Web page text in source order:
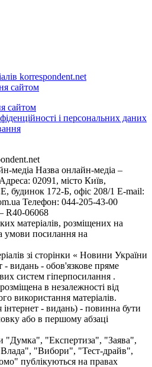
korrespondent.net
сайтом
сайтом
і персональних даних
медіа Назва онлайн-медіа –
02091, місто Київ,
172-Б, офіс 208/1 E-mail:
Телефон: 044-205-43-00
R40-06068
матеріалів, розміщених на
умови посилання на
зі сторінки « Новини України
- видань - обов'язкове пряме
систем гіперпосилання .
в незалежності від
використання матеріалів.
інтернет - видань) - повинна бути
або в першому абзаці
"Думка", "Експертиза", "Заява",
"Вибори", "Тест-драйв",
публікуються на правах